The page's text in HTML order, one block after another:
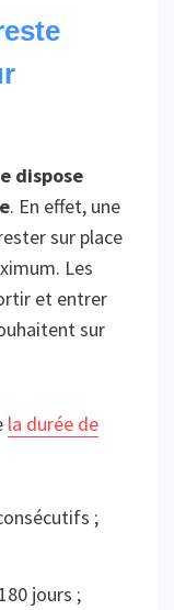
dispose
. En effet, une
sur place
Les
et entrer
sur
la durée de
;
jours ;